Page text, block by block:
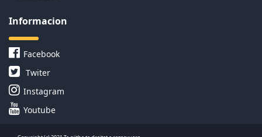
Informacion
Facebook
Twiter
Instagram
Youtube